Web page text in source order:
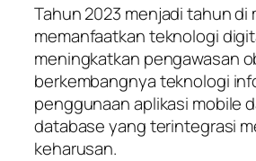
Tahun 2023 menjadi tahun di
memanfaatkan teknologi
meningkatkan pengawasan
berkembangnya teknologi
penggunaan aplikasi mobile
database yang terintegrasi
keharusan.